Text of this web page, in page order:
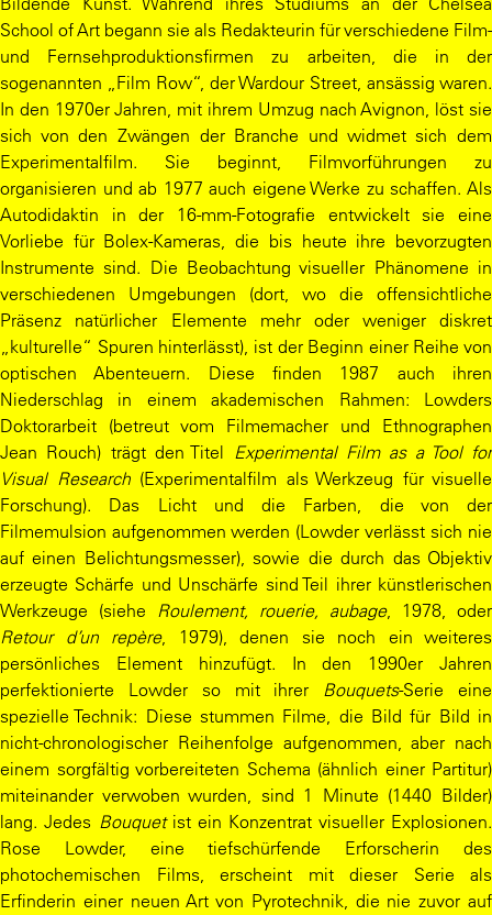
School of Art begann sie als Redakteurin für verschiedene Film-
und Fernsehproduktionsfirmen zu arbeiten, die in der
sogenannten „Film Row“, der Wardour Street, ansässig waren.
In den 1970er Jahren, mit ihrem Umzug nach Avignon, löst sie
sich von den Zwängen der Branche und widmet sich dem
Experimentalfilm. Sie beginnt, Filmvorführungen zu
organisieren und ab 1977 auch eigene Werke zu schaffen. Als
Autodidaktin in der 16-mm-Fotografie entwickelt sie eine
Vorliebe für Bolex-Kameras, die bis heute ihre bevorzugten
Instrumente sind. Die Beobachtung visueller Phänomene in
verschiedenen Umgebungen (dort, wo die offensichtliche
Präsenz natürlicher Elemente mehr oder weniger diskret
„kulturelle“ Spuren hinterlässt), ist der Beginn einer Reihe von
optischen Abenteuern. Diese finden 1987 auch ihren
Niederschlag in einem akademischen Rahmen: Lowders
Doktorarbeit (betreut vom Filmemacher und Ethnographen
Jean Rouch) trägt den Titel Experimental Film as a Tool for
Visual Research(Experimentalfilm als Werkzeug für visuelle
Forschung). Das Licht und die Farben, die von der
Filmemulsion aufgenommen werden (Lowder verlässt sich nie
auf einen Belichtungsmesser), sowie die durch das Objektiv
erzeugte Schärfe und Unschärfe sind Teil ihrer künstlerischen
Werkzeuge (siehe Roulement, rouerie, aubage, 1978, oder
Retour d’un repère, 1979), denen sie noch ein weiteres
persönliches Element hinzufügt. In den 1990er Jahren
perfektionierte Lowder so mit ihrer Bouquets-Serie eine
spezielle Technik: Diese stummen Filme, die Bild für Bild in
nicht-chronologischer Reihenfolge aufgenommen, aber nach
einem sorgfältig vorbereiteten Schema (ähnlich einer Partitur)
miteinander verwoben wurden, sind 1 Minute (1440 Bilder)
lang. Jedes Bouquetist ein Konzentrat visueller Explosionen.
Rose Lowder, eine tiefschürfende Erforscherin des
photochemischen Films, erscheint mit dieser Serie als
Erfinderin einer neuen Art von Pyrotechnik, die nie zuvor auf